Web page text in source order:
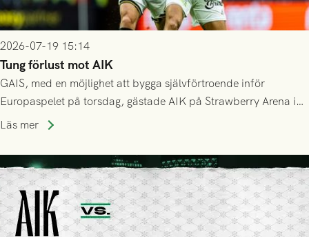
2026-07-19 15:14
Tung förlust mot AIK
GAIS, med en möjlighet att bygga självförtroende inför
Europaspelet på torsdag, gästade AIK på Strawberry Arena i
Stockholm . Men trots konstant hotande i första halvlek av
lyckades få in 2-0.
Läs mer